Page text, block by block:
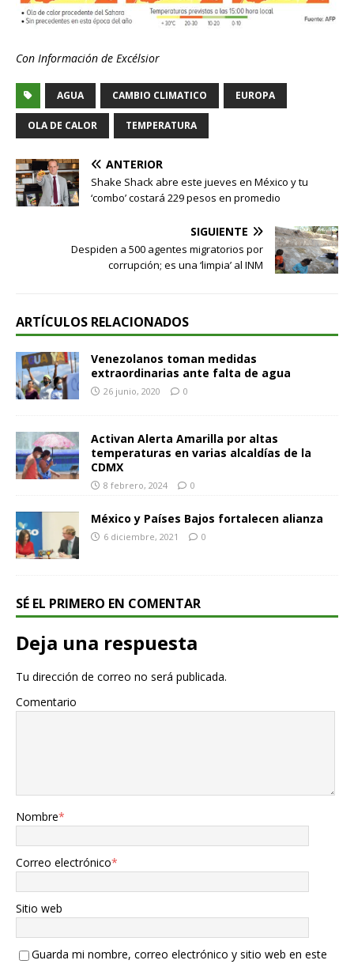
Con Información de Excélsior
AGUA CAMBIO CLIMATICO EUROPA
OLA DE CALOR TEMPERATURA
ANTERIOR
Shake Shack abre este jueves en México y tu
‘combo’ costará 229 pesos en promedio
SIGUIENTE
Despiden a 500 agentes migratorios por
corrupción; es una ‘limpia’ al INM
ARTÍCULOS RELACIONADOS
Venezolanos toman medidas
extraordinarias ante falta de agua
26 junio, 2020 0
Activan Alerta Amarilla por altas
temperaturas en varias alcaldías de la
CDMX
8 febrero, 2024 0
México y Países Bajos fortalecen alianza
6 diciembre, 2021 0
SÉ EL PRIMERO EN COMENTAR
Deja una respuesta
Tu dirección de correo no será publicada.
Comentario
Nombre*
Correo electrónico*
Sitio web
Guarda mi nombre, correo electrónico y sitio web en este